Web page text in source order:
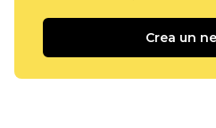
Crea un